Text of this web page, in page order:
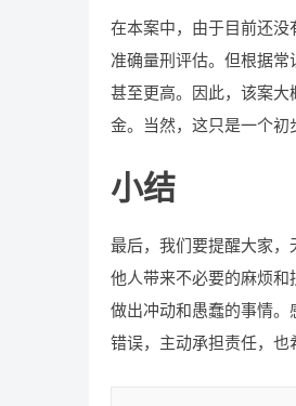
在本案中，由于目前还
准确量刑评估。但根据
甚至更高。因此，该案大
金。当然，这只是一个初
小结
最后，我们要提醒大家
他人带来不必要的麻烦
做出冲动和愚蠢的事情
错误，主动承担责任，也